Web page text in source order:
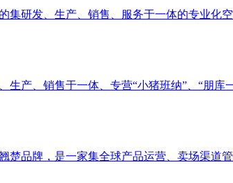
集研发、生产、销售、服务于一体的专业化
产、销售于一体、专营“小猪班纳”、“朋
楚品牌，是一家集全球产品运营、卖场渠道